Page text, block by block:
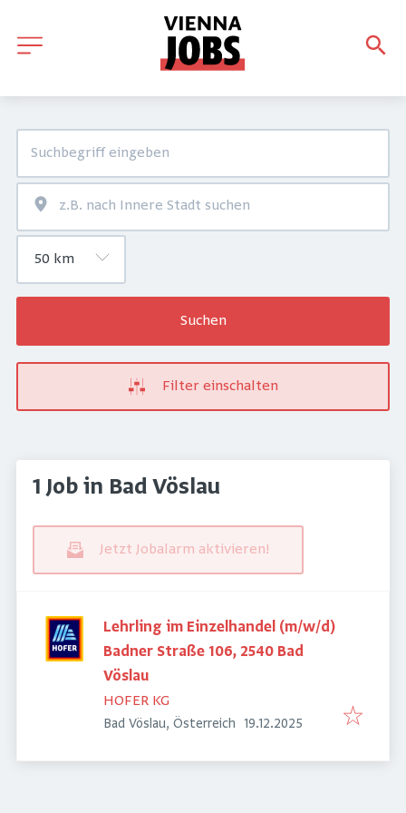
Suchen
Filter einschalten
1 Job in Bad Vöslau
Jetzt Jobalarm aktivieren!
Lehrling im Einzelhandel (m/w/d)
Badner Straße 106, 2540 Bad
Vöslau
HOFER KG
Bad Vöslau, Österreich Veröffentlicht
19.12.2025